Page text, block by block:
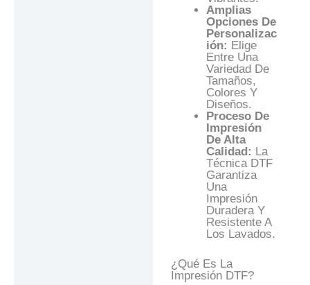
Amplias
Opciones De
Personalizac
Ión: Elige
Entre Una
Variedad De
Tamaños,
Colores Y
Diseños.
Proceso De
Impresión
De Alta
Calidad: La
Técnica DTF
Garantiza
Una
Impresión
Duradera Y
Resistente A
Los Lavados.
¿Qué Es La
Impresión DTF?